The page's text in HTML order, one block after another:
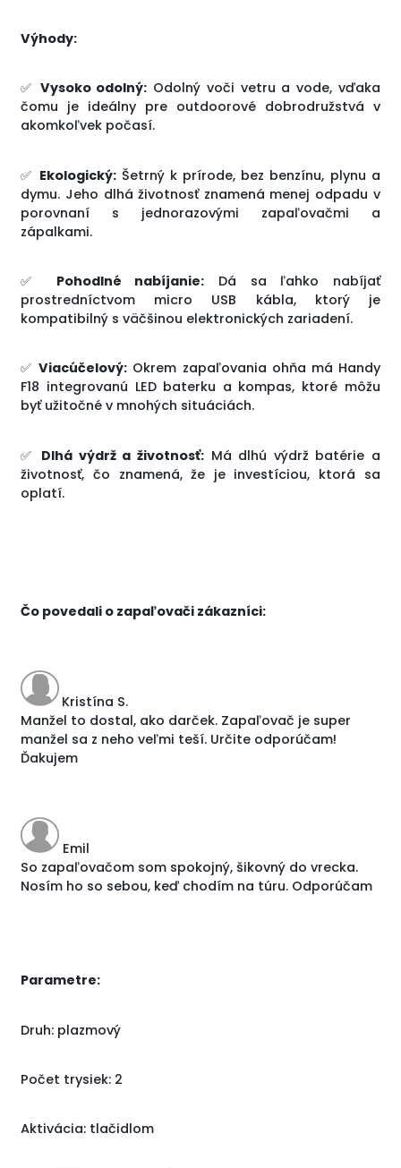
Výhody:
✅ Vysoko odolný: Odolný voči vetru a vode, vďaka
čomu je ideálny pre outdoorové dobrodružstvá v
akomkoľvek počasí.
✅ Ekologický:Šetrný k prírode, bez benzínu, plynu a
dymu. Jeho dlhá životnosť znamená menej odpadu v
porovnaní s jednorazovými zapaľovačmi a
zápalkami.
✅ Pohodlné nabíjanie: Dá sa ľahko nabíjať
prostredníctvom micro USB kábla, ktorý je
kompatibilný s väčšinou elektronických zariadení.
✅Viacúčelový: Okrem zapaľovania ohňa má Handy
F18 integrovanú LED baterku a kompas, ktoré môžu
byť užitočné v mnohých situáciách.
✅ Dlhá výdrž a životnosť: Má dlhú výdrž batérie a
životnosť, čo znamená, že je investíciou, ktorá sa
oplatí.
Čo povedali o zapaľovači zákazníci:
Kristína S.
Manžel to dostal, ako darček. Zapaľovač je super
manžel sa z neho veľmi teší. Určite odporúčam!
Ďakujem
Emil
So zapaľovačom som spokojný, šikovný do vrecka.
Nosím ho so sebou, keď chodím na túru. Odporúčam
Parametre:
Druh: plazmový
Počet trysiek: 2
Aktivácia: tlačidlom